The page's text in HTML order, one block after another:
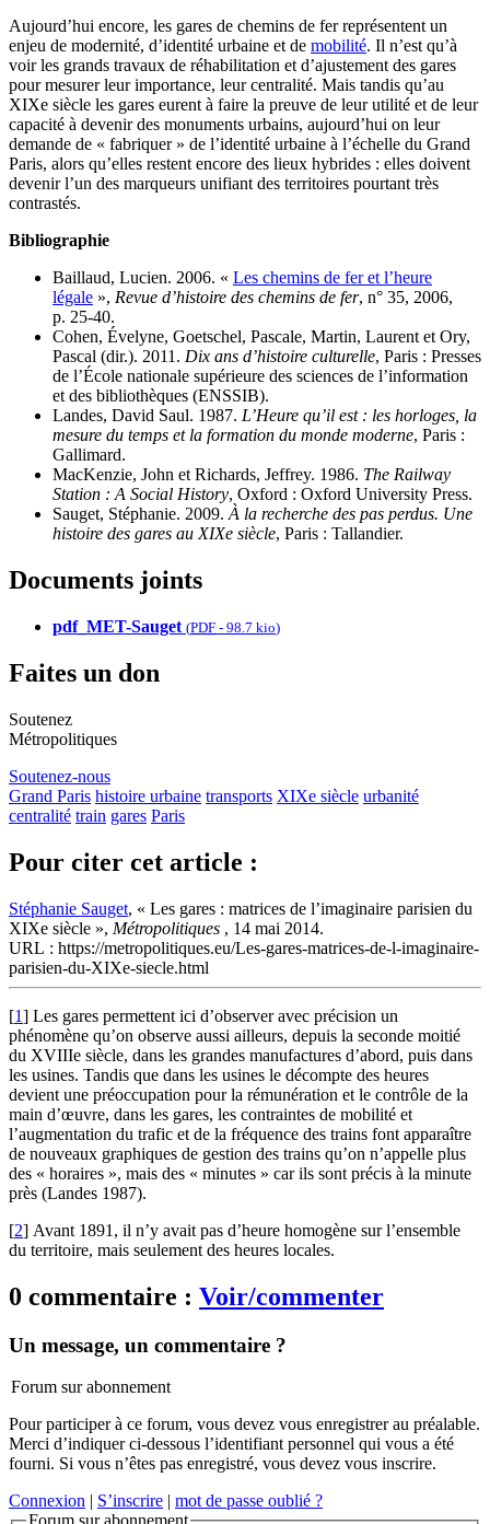
Aujourd’hui encore, les gares de chemins de fer représentent un
enjeu de modernité, d’identité urbaine et de mobilité. Il n’est qu’à
voir les grands travaux de réhabilitation et d’ajustement des gares
pour mesurer leur importance, leur centralité. Mais tandis qu’au
XIXe siècle les gares eurent à faire la preuve de leur utilité et de leur
capacité à devenir des monuments urbains, aujourd’hui on leur
demande de « fabriquer » de l’identité urbaine à l’échelle du Grand
Paris, alors qu’elles restent encore des lieux hybrides : elles doivent
devenir l’un des marqueurs unifiant des territoires pourtant très
contrastés.
Bibliographie
Baillaud, Lucien. 2006. « Les chemins de fer et l’heure
légale », Revue d’histoire des chemins de fer, n° 35, 2006,
p. 25‑40.
Cohen, Évelyne, Goetschel, Pascale, Martin, Laurent et Ory,
Pascal (dir.). 2011. Dix ans d’histoire culturelle, Paris : Presses
de l’École nationale supérieure des sciences de l’information
et des bibliothèques (ENSSIB).
Landes, David Saul. 1987. L’Heure qu’il est : les horloges, la
mesure du temps et la formation du monde moderne, Paris :
Gallimard.
MacKenzie, John et Richards, Jeffrey. 1986. The Railway
Station : A Social History, Oxford : Oxford University Press.
Sauget, Stéphanie. 2009.À la recherche des pas perdus. Une
histoire des gares au XIXe siècle, Paris : Tallandier.
Documents joints
pdf_MET-Sauget (PDF - 98.7 kio)
Faites un don
Soutenez
Métropolitiques
Soutenez-nous
Grand Paris histoire urbaine transports XIXe siècle urbanité
centralité train gares Paris
Pour citer cet article :
Stéphanie Sauget, « Les gares : matrices de l’imaginaire parisien du
XIXe siècle », Métropolitiques , 14 mai 2014.
URL : https://metropolitiques.eu/Les-gares-matrices-de-l-imaginaire-
parisien-du-XIXe-siecle.html
[1] Les gares permettent ici d’observer avec précision un
phénomène qu’on observe aussi ailleurs, depuis la seconde moitié
du XVIIIe siècle, dans les grandes manufactures d’abord, puis dans
les usines. Tandis que dans les usines le décompte des heures
devient une préoccupation pour la rémunération et le contrôle de la
main d’œuvre, dans les gares, les contraintes de mobilité et
l’augmentation du trafic et de la fréquence des trains font apparaître
de nouveaux graphiques de gestion des trains qu’on n’appelle plus
des « horaires », mais des « minutes » car ils sont précis à la minute
près (Landes 1987).
[2] Avant 1891, il n’y avait pas d’heure homogène sur l’ensemble
du territoire, mais seulement des heures locales.
0 commentaire : Voir/commenter
Un message, un commentaire ?
Forum sur abonnement
Pour participer à ce forum, vous devez vous enregistrer au préalable.
Merci d’indiquer ci-dessous l’identifiant personnel qui vous a été
fourni. Si vous n’êtes pas enregistré, vous devez vous inscrire.
Connexion | S’inscrire | mot de passe oublié ?